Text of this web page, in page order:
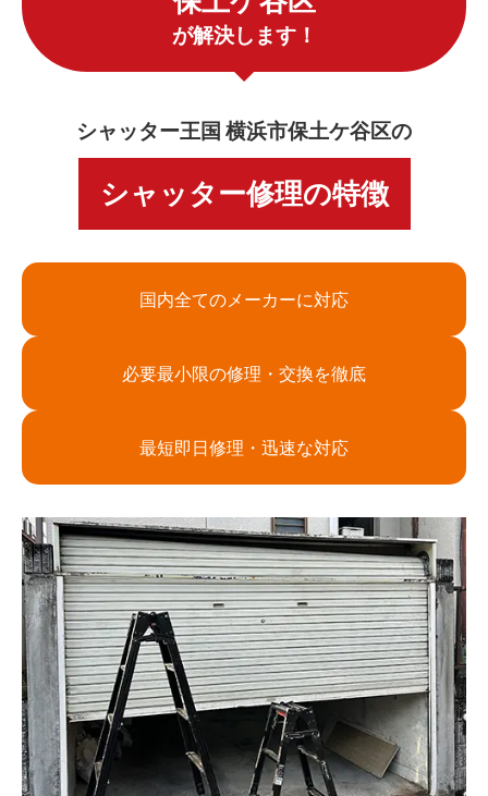
が解決します！
シャッター王国 横浜市保土ケ谷区の
シャッター修理の特徴
国内全てのメーカーに対応
必要最小限の修理・交換を徹底
最短即日修理・迅速な対応